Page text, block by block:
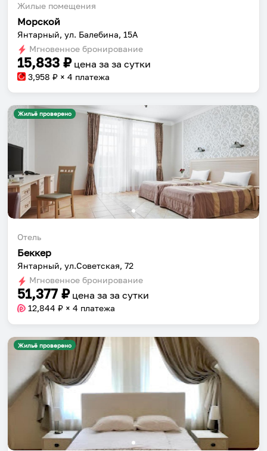
Жилые помещения
Морской
Янтарный, ул. Балебина, 15А
Мгновенное бронирование
15,833 ₽ цена за за сутки
3,958 ₽ × 4 платежа
Жильё проверено
Отель
Беккер
Янтарный, ул.Советская, 72
Мгновенное бронирование
51,377 ₽ цена за за сутки
12,844 ₽ × 4 платежа
Жильё проверено